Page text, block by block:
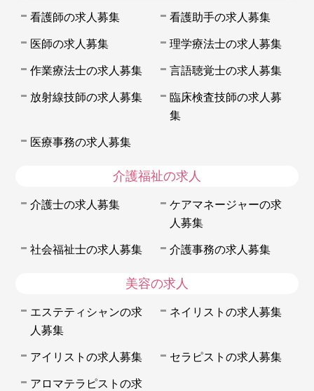
看護師の求人募集 看護助手の求人募集
医師の求人募集 理学療法士の求人募集
作業療法士の求人募集 言語聴覚士の求人募集
放射線技師の求人募集
臨床検査技師の求人募
集
医療事務の求人募集
介護福祉の求人
介護士の求人募集
ケアマネージャーの求
人募集
社会福祉士の求人募集 介護事務の求人募集
美容の求人
エステティシャンの求
人募集
ネイリストの求人募集
アイリストの求人募集 セラピストの求人募集
アロマテラピストの求